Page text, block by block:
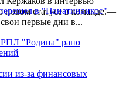
новом статусе в команде.—
первые дни в...
в "Панатинаикос"
РПЛ "Родина" рано
из-за финансовых